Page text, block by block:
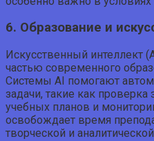
6. Образование и
Искусственный интеллект
частью современного
Системы AI помогают
задачи, такие как проверка
учебных планов и
освобождает время
творческой и